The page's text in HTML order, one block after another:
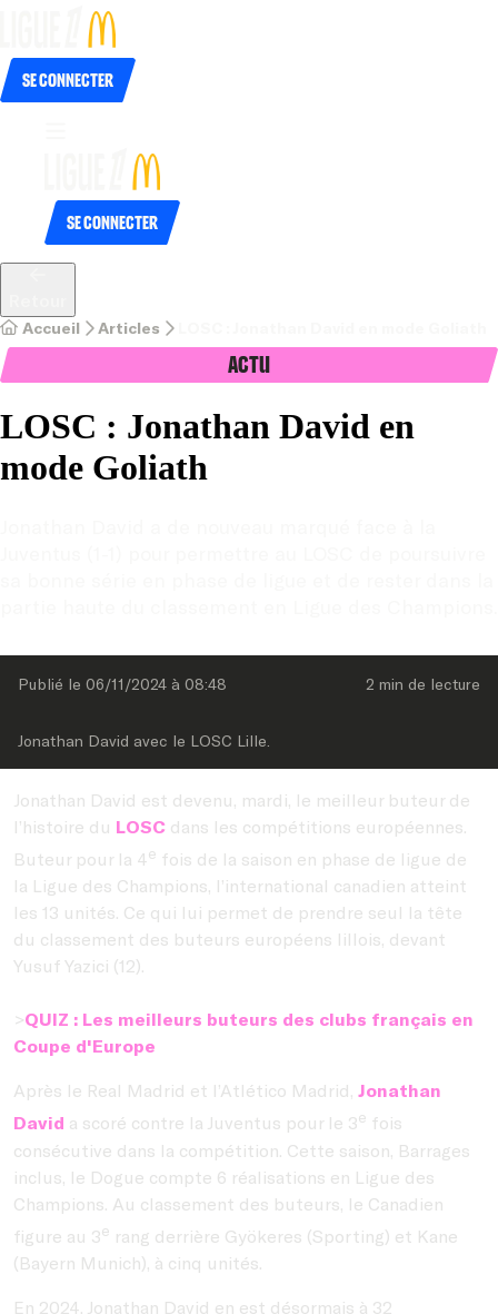
Se connecter
Se connecter
Accueil Articles
Actu
LOSC : Jonathan David en
mode Goliath
Publié le 06/11/2024 à 08:48 2 min de lecture
Jonathan David avec le LOSC Lille.
Jonathan David est devenu, mardi, le meilleur buteur de
l’histoire du LOSC dans les compétitions européennes.
Buteur pour la 4e fois de la saison en phase de ligue de
la Ligue des Champions, l’international canadien atteint
les 13 unités. Ce qui lui permet de prendre seul la tête
du classement des buteurs européens lillois, devant
Yusuf Yazici (12).
>QUIZ : Les meilleurs buteurs des clubs français en
Coupe d'Europe
Après le Real Madrid et l’Atlético Madrid, Jonathan
David a scoré contre la Juventus pour le 3e fois
consécutive dans la compétition. Cette saison, Barrages
inclus, le Dogue compte 6 réalisations en Ligue des
Champions. Au classement des buteurs, le Canadien
figure au 3e rang derrière Gyökeres (Sporting) et Kane
(Bayern Munich), à cinq unités.
En 2024, Jonathan David en est désormais à 32